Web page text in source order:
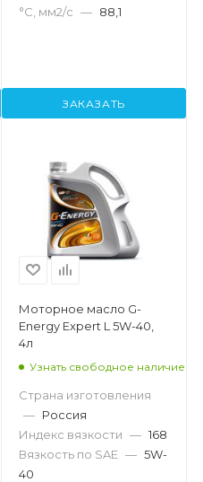
°С, мм2/с — 88,1
ЗАКАЗАТЬ
Моторное масло G-
Energy Expert L 5W-40,
4л
Узнать свободное наличие
Страна изготовления
— Россия
Индекс вязкости — 168
Вязкость по SAE — 5W-
40